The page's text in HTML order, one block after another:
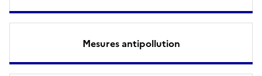
Mesures antipollution